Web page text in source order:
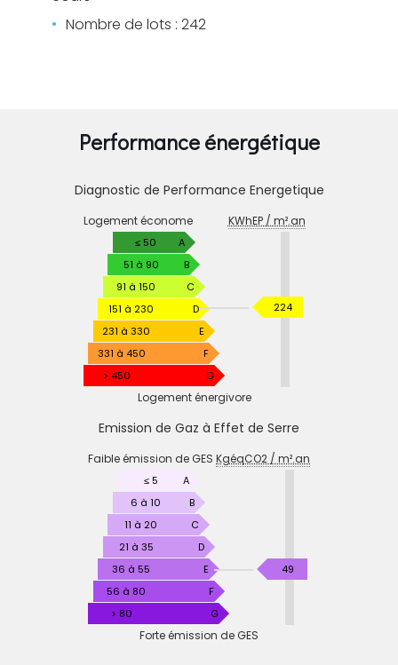
Nombre de lots : 242
Performance énergétique
Diagnostic de Performance Energetique
DE
PERFORMANCE
ENERGETIQUE
Logement économe KWhEP / m².an
≤ 50
A
51 à 90
B
91 à 150
C
151 à 230
D
231 à 330
E
331 à 450
F
> 450
G
224KWhEP
Logement énergivore
Emission de Gaz à Effet de Serre
DE
EFFET
SERRE
Faible émission de GES KgéqCO2 / m².an
≤ 5
A
6 à 10
B
11 à 20
C
21 à 35
D
36 à 55
E
56 à 80
F
> 80
G
49KgéqCO2
Forte émission de GES